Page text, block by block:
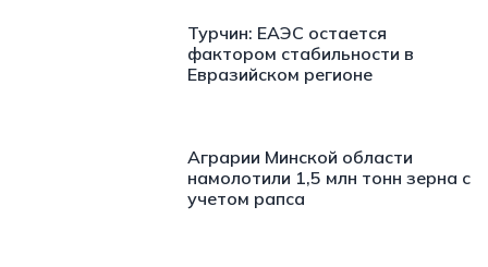
Турчин: ЕАЭС остается
фактором стабильности в
Евразийском регионе
Аграрии Минской области
намолотили 1,5 млн тонн зерна с
учетом рапса